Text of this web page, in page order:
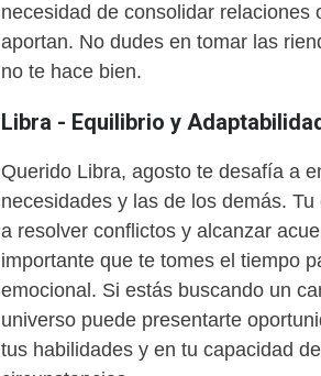
necesidad de consolidar relaciones
aportan. No dudes en tomar las
no te hace bien.
Libra - Equilibrio y
Querido Libra, agosto te desafía a
necesidades y las de los demás.
a resolver conflictos y alcanzar
importante que te tomes el tiempo
emocional. Si estás buscando un
universo puede presentarte
tus habilidades y en tu capacidad